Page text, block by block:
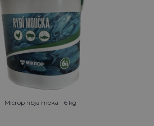
Microp ribja moka - 6 kg